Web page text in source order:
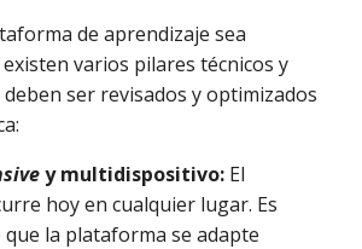
de aprendizaje sea
varios pilares técnicos y
ser revisados y optimizados
y multidispositivo: El
hoy en cualquier lugar. Es
la plataforma se adapte